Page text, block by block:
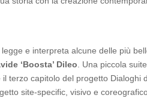
legge e interpreta alcune delle più
‘Boosta’ Dileo . Una piccola
il terzo capitolo del progetto Dialoghi
site-specific, visivo e